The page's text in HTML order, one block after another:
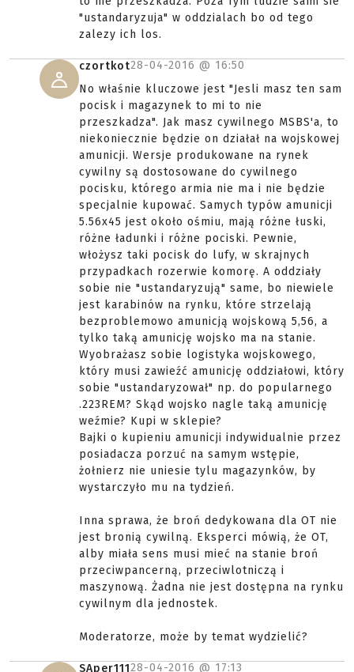
"ustandaryzuja" w oddzialach bo od tego
zalezy ich los.
czortkot28-04-2016 @ 16:50
No właśnie kluczowe jest "Jesli masz ten sam
pocisk i magazynek to mi to nie
przeszkadza". Jak masz cywilnego MSBS'a, to
niekoniecznie będzie on działał na wojskowej
amunicji. Wersje produkowane na rynek
cywilny są dostosowane do cywilnego
pocisku, którego armia nie ma i nie będzie
specjalnie kupować. Samych typów amunicji
5.56x45 jest około ośmiu, mają różne łuski,
różne ładunki i różne pociski. Pewnie,
włożysz taki pocisk do lufy, w skrajnych
przypadkach rozerwie komorę. A oddziały
sobie nie "ustandaryzują" same, bo niewiele
jest karabinów na rynku, które strzelają
bezproblemowo amunicją wojskową 5,56, a
tylko taką amunicję wojsko ma na stanie.
Wyobrażasz sobie logistyka wojskowego,
który musi zawieźć amunicję oddziałowi, który
sobie "ustandaryzował" np. do popularnego
.223REM? Skąd wojsko nagle taką amunicję
weźmie? Kupi w sklepie?
Bajki o kupieniu amunicji indywidualnie przez
posiadacza porzuć na samym wstępie,
żołnierz nie uniesie tylu magazynków, by
wystarczyło mu na tydzień.
Inna sprawa, że broń dedykowana dla OT nie
jest bronią cywilną. Eksperci mówią, że OT,
alby miała sens musi mieć na stanie broń
przeciwpancerną, przeciwlotniczą i
maszynową. Żadna nie jest dostępna na rynku
cywilnym dla jednostek.
Moderatorze, może by temat wydzielić?
SAper11128-04-2016 @ 17:13